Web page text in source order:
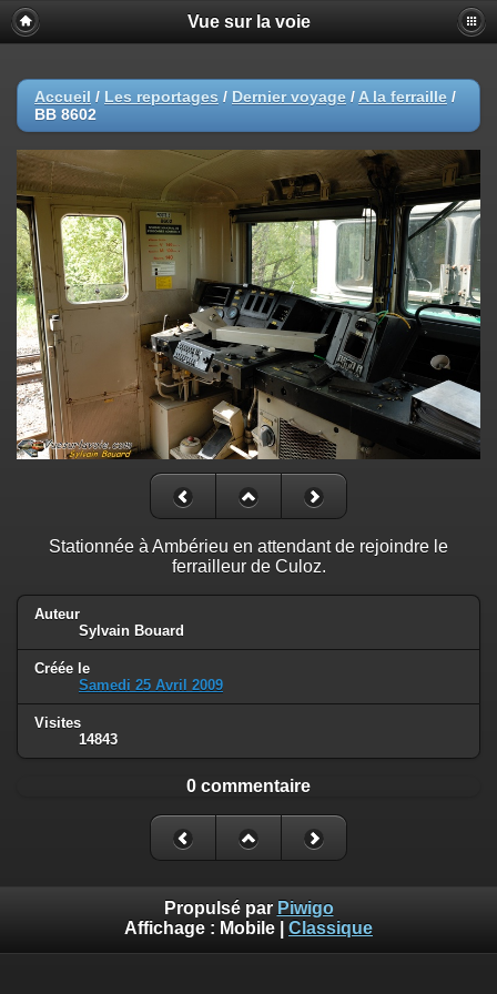
Vue sur la voie
Accueil / Les reportages / Dernier voyage / A la ferraille /
BB 8602
Stationnée à Ambérieu en attendant de rejoindre le
ferrailleur de Culoz.
Auteur
Sylvain Bouard
Créée le
Samedi 25 Avril 2009
Visites
14843
0 commentaire
Propulsé par Piwigo
Affichage : Mobile Classique